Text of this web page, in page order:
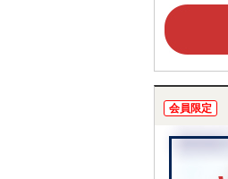
会員限定